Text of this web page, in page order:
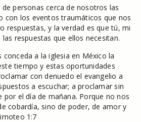
personas cerca de nosotros las
con los eventos traumáticos que nos
respuestas, y la verdad es que tú, mi
respuestas que ellos necesitan.
conceda a la iglesia en México la
tiempo y estas oportunidades
con denuedo el evangelio a
a escuchar; a proclamar sin
por el día de mañana. Porque no nos
cobardía, sino de poder, de amor y
1:7